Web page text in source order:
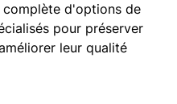
d'options de
pour préserver
leur qualité